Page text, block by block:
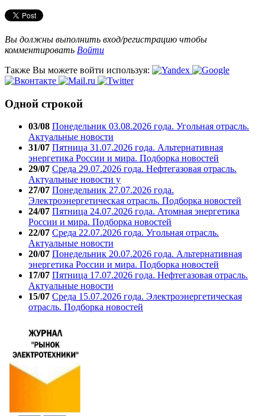
Вы должны выполнить вход/регистрацию чтобы
комментировать Войти
Также Вы можете войти используя:
Одной строкой
03/08 Понедельник 03.08.2026 года. Угольная отрасль.
Актуальные новости
31/07 Пятница 31.07.2026 года. Альтернативная
энергетика России и мира. Подборка новостей
29/07 Среда 29.07.2026 года. Нефтегазовая отрасль.
Актуальные новости у
27/07 Понедельник 27.07.2026 года.
Электроэнергетическая отрасль. Подборка новостей
24/07 Пятница 24.07.2026 года. Атомная энергетика
России и мира. Подборка новостей
22/07 Среда 22.07.2026 года. Угольная отрасль.
Актуальные новости
20/07 Понедельник 20.07.2026 года. Альтернативная
энергетика России и мира. Подборка новостей
17/07 Пятница 17.07.2026 года. Нефтегазовая отрасль.
Актуальные новости
15/07 Среда 15.07.2026 года. Электроэнергетическая
отрасль. Подборка новостей